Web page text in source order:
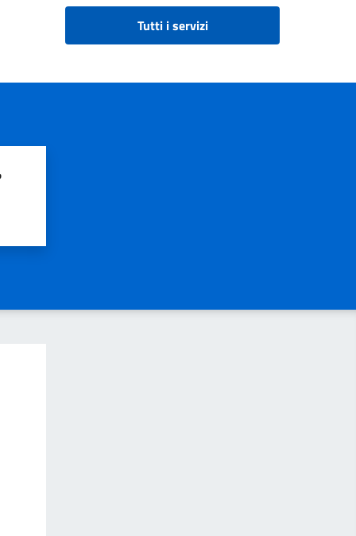
Tutti i servizi